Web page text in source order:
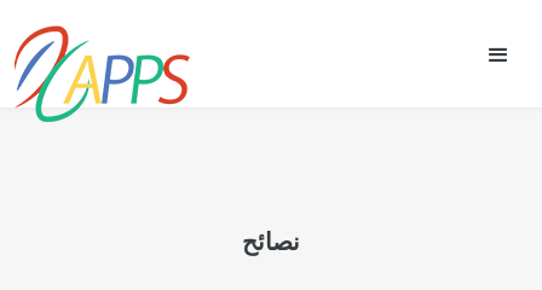
نصائح